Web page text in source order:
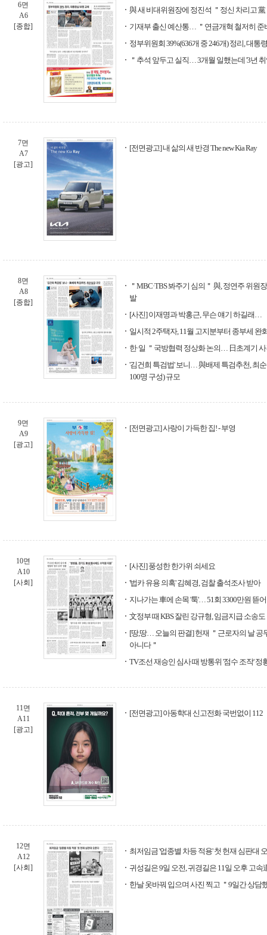
6면
A6
[종합]
與 새 비대위원장에 정진석 ＂정신 차리고
기재부 출신 예산통… ＂연금개혁 철저히 준
정부위원회 39%(636개 중 246개) 정리, 대통
＂추석 앞두고 실직… 3개월 일했는데 '3년
7면
A7
[광고]
[전면광고] 내 삶의 새 반경 The new Kia Ray
8면
A8
[종합]
＂MBC·TBS 봐주기 심의＂ 與, 정연주 위원
발
[사진] 이재명과 박홍근, 무슨 얘기 하길래…
일시적 2주택자, 11월 고지분부터 종부세 완
한·일 ＂국방협력 정상화 논의… 日초계기
'김건희 특검법' 보니… 與배제 특검추천, 최
100명 구성) 규모
9면
A9
[광고]
[전면광고] 사랑이 가득한 집! - 부영
10면
A10
[사회]
[사진] 풍성한 한가위 쇠세요
'법카 유용 의혹' 김혜경, 검찰 출석조사 받아
지나가는 車에 손목 '툭'… 51회 3300만원 뜯어
文정부 때 KBS 잘린 강규형, 임금지급 소송
[땅,땅… 오늘의 판결] 헌재 ＂근로자의 날 공
아니다＂
TV조선 재승인 심사 때 방통위 '점수 조작' 정
11면
A11
[광고]
[전면광고] 아동학대 신고전화 국번없이 112
12면
A12
[사회]
최저임금 '업종별 차등 적용' 첫 헌재 심판대
귀성길은 9일 오전, 귀경길은 11일 오후 고속
한날 옷바꿔 입으며 사진 찍고 ＂9일간 상담